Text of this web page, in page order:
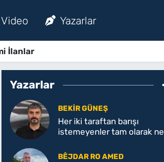
Video Yazarlar
İlanlar
Yazarlar
BEKIR GÜNEŞ
Her iki taraftan barışı
istemeyenler tam olarak ne
BÊJDAR RO AMED